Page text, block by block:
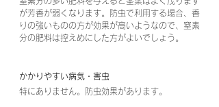
が芳香が弱くなります。防虫で利用する場合、香
りの強いものの方が効果が高いようなので、窒素
分の肥料は控えめにした方がよいでしょう。
かかりやすい病気・害虫
特にありません。防虫効果があります。